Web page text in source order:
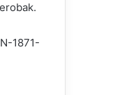
1871-